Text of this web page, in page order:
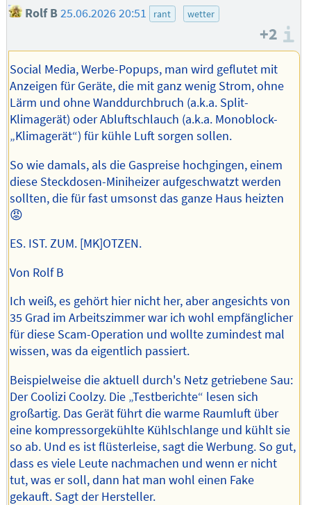
Rolf B 25.06.2026 20:51 rant wetter
+2
Social Media, Werbe-Popups, man wird geflutet mit
Anzeigen für Geräte, die mit ganz wenig Strom, ohne
Lärm und ohne Wanddurchbruch (a.k.a. Split-
Klimagerät) oder Abluftschlauch (a.k.a. Monoblock-
„Klimagerät“) für kühle Luft sorgen sollen.
So wie damals, als die Gaspreise hochgingen, einem
diese Steckdosen-Miniheizer aufgeschwatzt werden
sollten, die für fast umsonst das ganze Haus heizten
😡
ES. IST. ZUM. [MK]OTZEN.
Von Rolf B
Ich weiß, es gehört hier nicht her, aber angesichts von
35 Grad im Arbeitszimmer war ich wohl empfänglicher
für diese Scam-Operation und wollte zumindest mal
wissen, was da eigentlich passiert.
Beispielweise die aktuell durch's Netz getriebene Sau:
Der Coolizi Coolzy. Die „Testberichte“ lesen sich
großartig. Das Gerät führt die warme Raumluft über
eine kompressorgekühlte Kühlschlange und kühlt sie
so ab. Und es ist flüsterleise, sagt die Werbung. So gut,
dass es viele Leute nachmachen und wenn er nicht
tut, was er soll, dann hat man wohl einen Fake
gekauft. Sagt der Hersteller.